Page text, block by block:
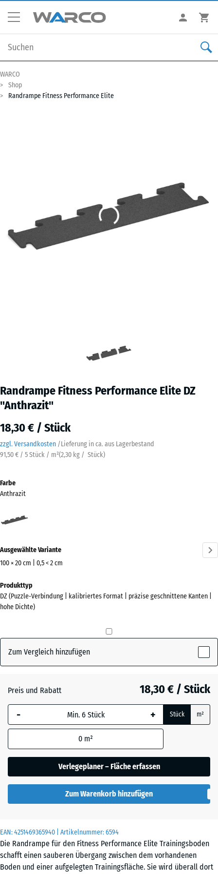
WARCO
Shop
Randrampe Fitness Performance Elite
Randrampe Fitness Performance Elite DZ
"Anthrazit"
18,30 € / Stück
zzgl. Versandkosten /Lieferung in ca. aus Lagerbestand
91,50 € / 5 Stück / m²(2,30 kg / Stück)
EAN:4251469365940 | Artikelnummer:6594
Die Randrampe für den Fitness Performance Elite Trainingsboden
schafft einen sauberen Übergang zwischen dem vorhandenen
Boden und einer aufgelegten Trainingsfläche. Sie wird überall dort
Farbe
Anthrazit
Ausgewählte Variante
100 × 20 cm | 0,5 < 2 cm
Abmessungen
für
den
x
230
Die gewählte, blau
umrandete
Abmessung wird
Produktdaten nicht
anders angegeben)
für die
Bedarfsberechnung
×
20
cm
|
Produkttyp
DZ (Puzzle-Verbindung | kalibriertes Format | präzise geschnittene Kanten |
hohe Dichte)
Zum Vergleich hinzufügen
Preis und Rabatt 18,30 € / Stück
- + Stück m²
0 m²
Verlegeplaner – Fläche erfassen
Zum Warenkorb hinzufügen